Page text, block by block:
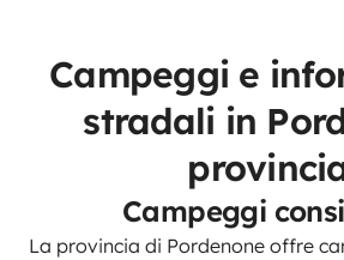
Campeggi e
stradali in
Campeggi
La provincia di Pordenone offre